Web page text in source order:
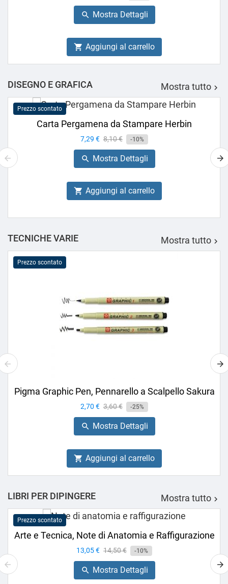
base
 Mostra Dettagli
 Aggiungi al carrello
DISEGNO E GRAFICA Mostra tutto 
Prezzo scontato
Carta Pergamena da Stampare Herbin
Prezzo
7,29 € Prezzo
base
8,10 € -10%
 Mostra Dettagli
 Aggiungi al carrello
TECNICHE VARIE Mostra tutto 
Prezzo scontato
Pigma Graphic Pen, Pennarello a Scalpello Sakura
Prezzo
2,70 € Prezzo
base
3,60 € -25%
 Mostra Dettagli
 Aggiungi al carrello
LIBRI PER DIPINGERE Mostra tutto 
Prezzo scontato
Arte e Tecnica, Note di Anatomia e Raffigurazione
Prezzo
13,05 € Prezzo
base
14,50 € -10%
 Mostra Dettagli